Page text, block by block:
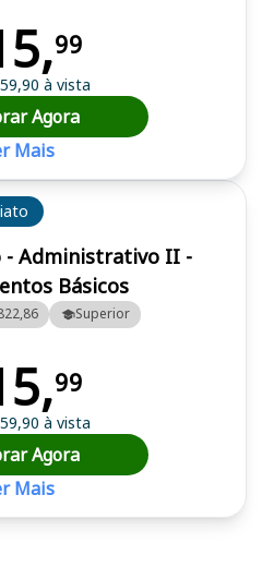
- Administrativo II -
Básicos
Superior
99
à vista
Agora
Mais
99
à vista
Agora
Mais